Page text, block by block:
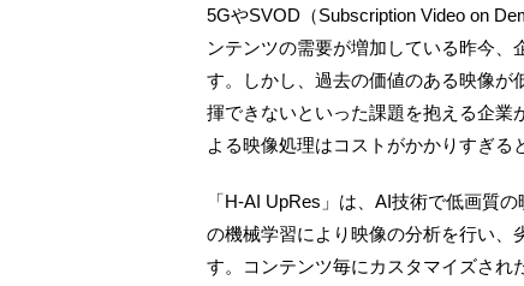
5GやSVOD（Subscription Video on
ンテンツの需要が増加している昨今、
す。しかし、過去の価値のある映像が
揮できないといった課題を抱える企業
よる映像処理はコストがかかりすぎる
「H-AI UpRes」は、AI技術で低画質
の機械学習により映像の分析を行い、
す。コンテンツ毎にカスタマイズされ